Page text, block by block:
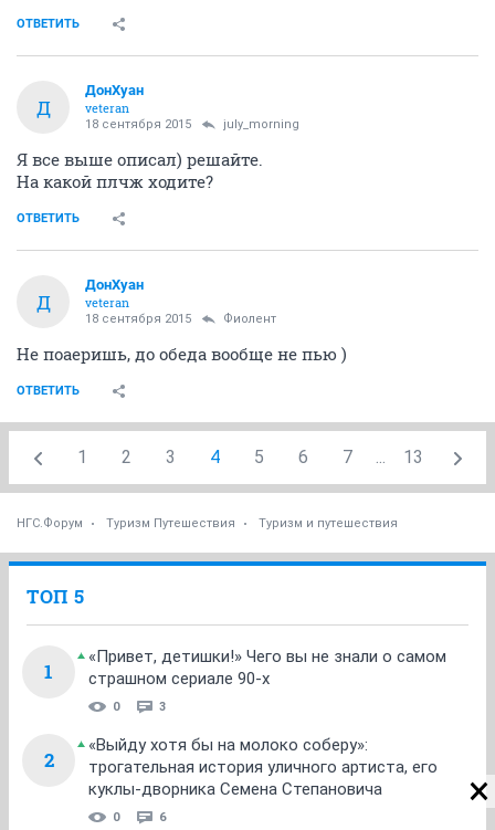
ОТВЕТИТЬ
Д
ДонХуан
veteran
18 сентября 2015 july_morning
Я все выше описал) решайте.
На какой плчж ходите?
ОТВЕТИТЬ
Д
ДонХуан
veteran
18 сентября 2015 Фиолент
Не поаеришь, до обеда вообще не пью )
ОТВЕТИТЬ
1 2 3 4 5 6 7 ... 13
НГС.Форум Туризм Путешествия Туризм и путешествия
ТОП 5
1
«Привет, детишки!» Чего вы не знали о самом
страшном сериале 90-х
0 3
2
«Выйду хотя бы на молоко соберу»:
трогательная история уличного артиста, его
куклы-дворника Семена Степановича
0 6